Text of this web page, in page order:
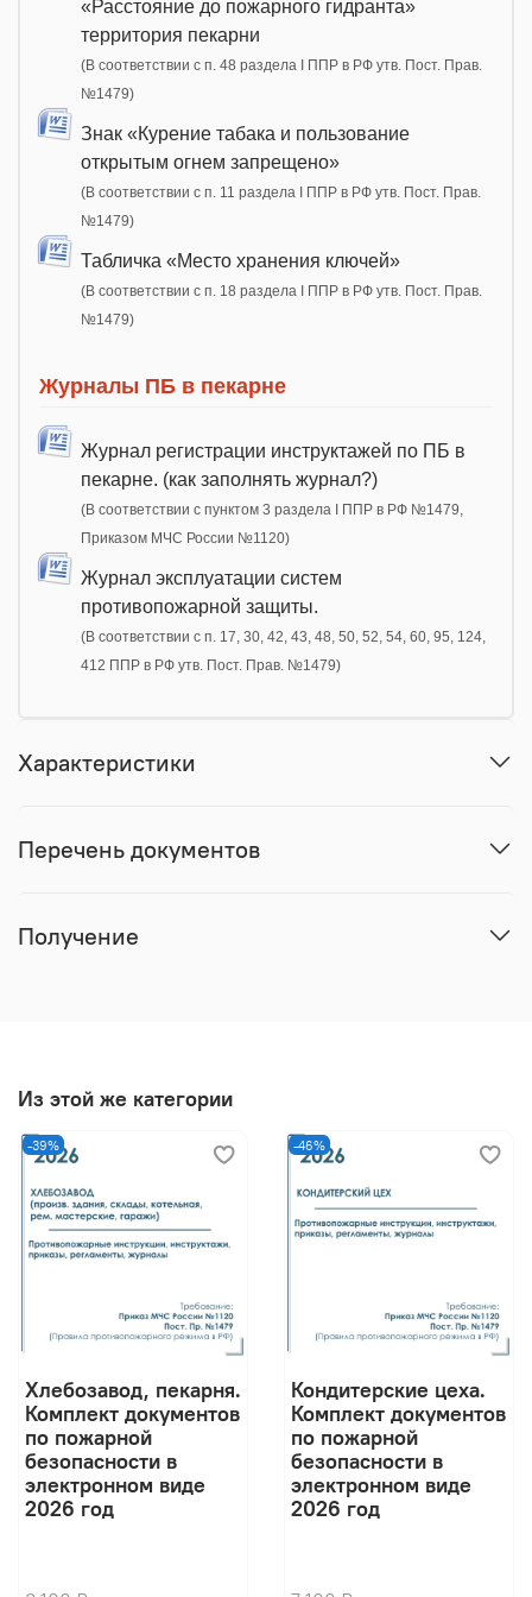
«Расстояние до пожарного гидранта»
территория пекарни
(В соответствии с п. 48 раздела I ППР в РФ утв. Пост. Прав.
№1479)
Знак «Курение табака и пользование
открытым огнем запрещено»
(В соответствии с п. 11 раздела I ППР в РФ утв. Пост. Прав.
№1479)
Табличка «Место хранения ключей»
(В соответствии с п. 18 раздела I ППР в РФ утв. Пост. Прав.
№1479)
Журналы ПБ в пекарне
Журнал регистрации инструктажей по ПБ в
пекарне. (как заполнять журнал?)
(В соответствии с пунктом 3 раздела I ППР в РФ №1479,
Приказом МЧС России №1120)
Журнал эксплуатации систем
противопожарной защиты.
(В соответствии с п. 17, 30, 42, 43, 48, 50, 52, 54, 60, 95, 124,
412 ППР в РФ утв. Пост. Прав. №1479)
Характеристики
Перечень документов
Получение
Из этой же категории
-39%
Хлебозавод, пекарня.
Комплект документов
по пожарной
безопасности в
электронном виде
2026 год
-46%
Кондитерские цеха.
Комплект документов
по пожарной
безопасности в
электронном виде
2026 год